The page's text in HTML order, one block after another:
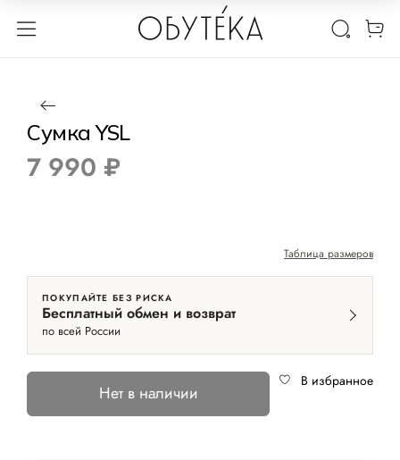
1 / 6
Сумка YSL
7 990 ₽
Таблица размеров
ПОКУПАЙТЕ БЕЗ РИСКА
Бесплатный обмен и возврат
по всей России
Нет в наличии
В избранное